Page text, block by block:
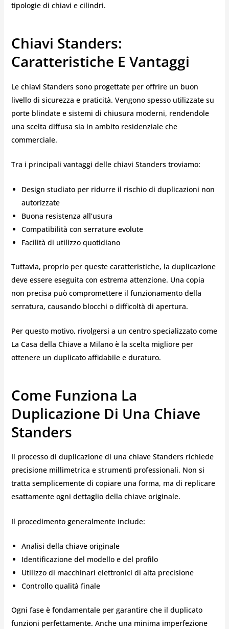
tipologie di chiavi e cilindri.
Chiavi Standers:
Caratteristiche E Vantaggi
Le chiavi Standers sono progettate per offrire un buon
livello di sicurezza e praticità. Vengono spesso utilizzate su
porte blindate e sistemi di chiusura moderni, rendendole
una scelta diffusa sia in ambito residenziale che
commerciale.
Tra i principali vantaggi delle chiavi Standers troviamo:
Design studiato per ridurre il rischio di duplicazioni non
autorizzate
Buona resistenza all’usura
Compatibilità con serrature evolute
Facilità di utilizzo quotidiano
Tuttavia, proprio per queste caratteristiche, la duplicazione
deve essere eseguita con estrema attenzione. Una copia
non precisa può compromettere il funzionamento della
serratura, causando blocchi o difficoltà di apertura.
Per questo motivo, rivolgersi a un centro specializzato come
La Casa della Chiave a Milano è la scelta migliore per
ottenere un duplicato affidabile e duraturo.
Come Funziona La
Duplicazione Di Una Chiave
Standers
Il processo di duplicazione di una chiave Standers richiede
precisione millimetrica e strumenti professionali. Non si
tratta semplicemente di copiare una forma, ma di replicare
esattamente ogni dettaglio della chiave originale.
Il procedimento generalmente include:
Analisi della chiave originale
Identificazione del modello e del profilo
Utilizzo di macchinari elettronici di alta precisione
Controllo qualità finale
Ogni fase è fondamentale per garantire che il duplicato
funzioni perfettamente. Anche una minima imperfezione